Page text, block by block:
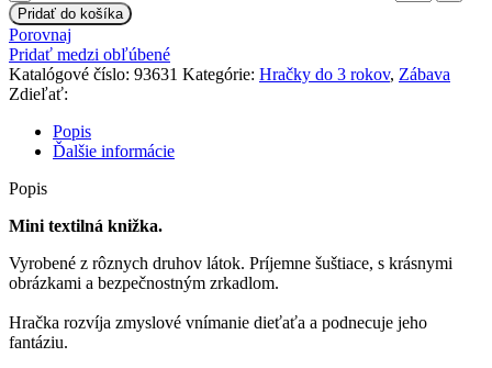
Pridať do košíka
Porovnaj
Pridať medzi obľúbené
Katalógové číslo: 93631 Kategórie: Hračky do 3 rokov, Zábava
Zdieľať:
Popis
Ďalšie informácie
Popis
Mini textilná knižka.
Vyrobené z rôznych druhov látok. Príjemne šuštiace, s krásnymi
obrázkami a bezpečnostným zrkadlom.
Hračka rozvíja zmyslové vnímanie dieťaťa a podnecuje jeho
fantáziu.